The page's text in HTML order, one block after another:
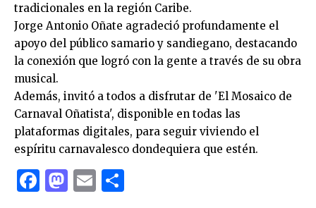
tradicionales en la región Caribe.
Jorge Antonio Oñate agradeció profundamente el
apoyo del público samario y sandiegano, destacando
la conexión que logró con la gente a través de su obra
musical.
Además, invitó a todos a disfrutar de 'El Mosaico de
Carnaval Oñatista', disponible en todas las
plataformas digitales, para seguir viviendo el
espíritu carnavalesco dondequiera que estén.
Facebook
Mastodon
Email